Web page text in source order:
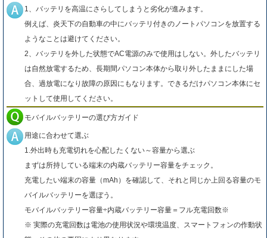
1、バッテリを高温にさらしてしまうと劣化が進みます。
例えば、炎天下の自動車の中にバッテリ付きのノートパソコンを放置する
ようなことは避けてください。
2、バッテリを外した状態でAC電源のみで使用はしない。外したバッテリ
は自然放電するため、長期間パソコン本体から取り外したままにした場
合、過放電になり故障の原因にもなります。できるだけパソコン本体にセ
ットして使用してください。
モバイルバッテリーの選び方ガイド
用途に合わせて選ぶ
1.外出時も充電切れを心配したくない～容量から選ぶ
まずは所持している端末の内蔵バッテリー容量をチェック。
充電したい端末の容量（mAh）を確認して、それと同じか上回る容量のモ
バイルバッテリーを選ぼう。
モバイルバッテリー容量÷内蔵バッテリー容量＝フル充電回数※
※ 実際の充電回数は電池の使用状況や環境温度、スマートフォンの作動状